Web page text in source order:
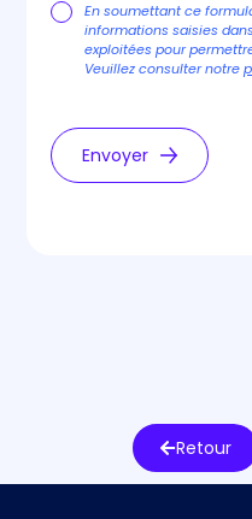
En soumettant ce
informations saisies
exploitées pour
Veuillez consulter notre
Envoyer
Retour